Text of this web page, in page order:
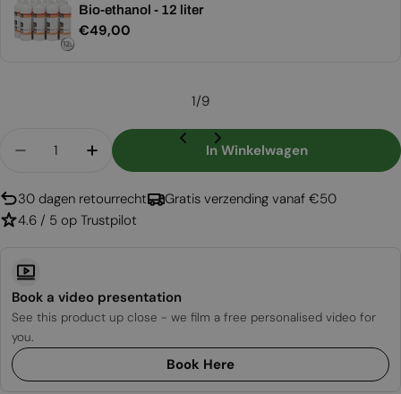
Bio-ethanol - 12 liter
Normale
€49,00
1/9
In Winkelwagen
30 dagen retourrecht
Gratis verzending vanaf €50
4.6 / 5 op Trustpilot
Book a video presentation
See this product up close - we film a free personalised video for
you.
Book Here